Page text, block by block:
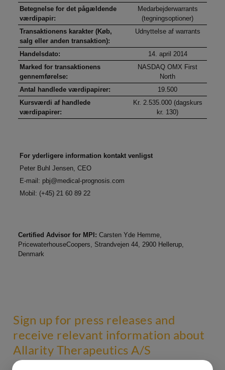
Betegnelse for det pågældende
værdipapir:
Medarbejderwarrants
(tegningsoptioner)
Transaktionens karakter (Køb,
salg eller anden transaktion):
Udnyttelse af warrants
Handelsdato:
14. april 2014
Marked for transaktionens
gennemførelse:
NASDAQ OMX First
North
Antal handlede værdipapirer:
19.500
Kursværdi af handlede
værdipapirer:
Kr. 2.535.000 (dagskurs
kr. 130)
For yderligere information kontakt venligst
Peter Buhl Jensen, CEO
E-mail: pbj@medical-prognosis.com
Mobil: (+45) 21 60 89 22
Certified Advisor for MPI: Carsten Yde Hemme,
PricewaterhouseCoopers, Strandvejen 44, 2900 Hellerup,
Denmark
Sign up for press releases and
receive relevant information about
Allarity Therapeutics A/S